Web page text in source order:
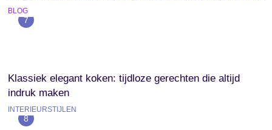
BLOG
7
Klassiek elegant koken: tijdloze gerechten die altijd
indruk maken
INTERIEURSTIJLEN
8